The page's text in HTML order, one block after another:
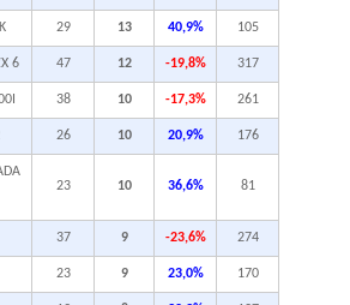
29 13 40,9% 105
6 47 12 -19,8% 317
38 10 -17,3% 261
26 10 20,9% 176
23 10 36,6% 81
37 9 -23,6% 274
23 9 23,0% 170